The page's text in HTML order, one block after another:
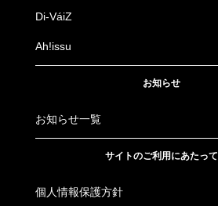
Di-VáiZ
Ah!issu
お知らせ
お知らせ一覧
サイトのご利用にあたって
個人情報保護方針